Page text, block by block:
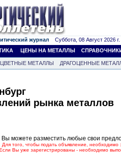
журнал Суббота, 08 Август 2026 г.
ЦЕНЫ НА МЕТАЛЛЫ
ЦВЕТНЫЕ МЕТАЛЛЫ
ДРАГОЦЕННЫЕ
рынка металлов
Вы можете разместить любые свои
Для того, чтобы подать объявление, необходимо
Вы уже зарегистрированы - необходимо